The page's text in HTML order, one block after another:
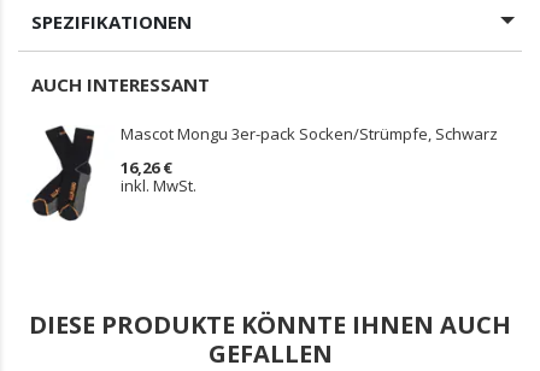
SPEZIFIKATIONEN
AUCH INTERESSANT
Mascot Mongu 3er-pack Socken/Strümpfe, Schwarz
16,26 €
inkl. MwSt.
DIESE PRODUKTE KÖNNTE IHNEN AUCH
GEFALLEN